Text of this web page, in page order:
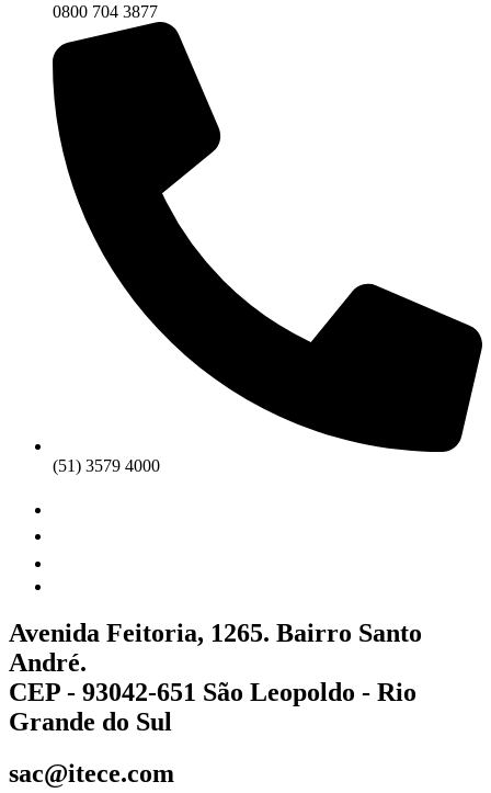
0800 704 3877
(51) 3579 4000
Avenida Feitoria, 1265. Bairro Santo
André.
CEP - 93042-651 São Leopoldo - Rio
Grande do Sul
sac@itece.com